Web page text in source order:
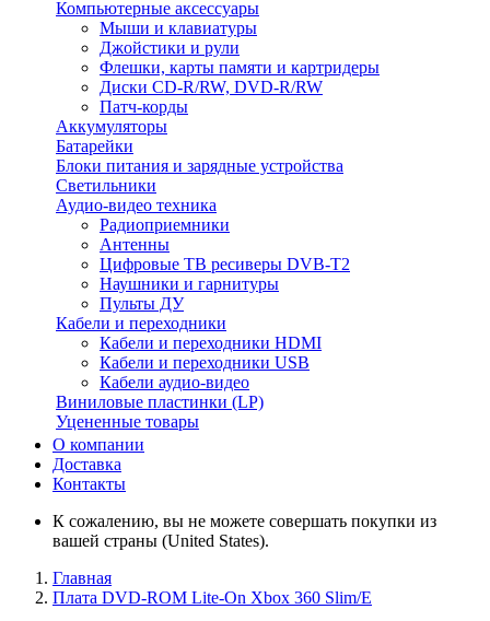
Компьютерные аксессуары
Мыши и клавиатуры
Джойстики и рули
Флешки, карты памяти и картридеры
Диски CD-R/RW, DVD-R/RW
Патч-корды
Аккумуляторы
Батарейки
Блоки питания и зарядные устройства
Светильники
Аудио-видео техника
Радиоприемники
Антенны
Цифровые ТВ ресиверы DVB-T2
Наушники и гарнитуры
Пульты ДУ
Кабели и переходники
Кабели и переходники HDMI
Кабели и переходники USB
Кабели аудио-видео
Виниловые пластинки (LP)
Уцененные товары
О компании
Доставка
Контакты
К сожалению, вы не можете совершать покупки из
вашей страны (United States).
Главная
Плата DVD-ROM Lite-On Xbox 360 Slim/E